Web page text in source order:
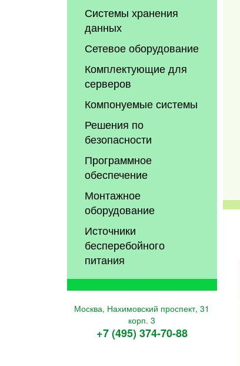
Системы хранения
данных
Сетевое оборудование
Комплектующие для
серверов
Компонуемые системы
Решения по
безопасности
Программное
обеспечение
Монтажное
оборудование
Источники
бесперебойного
питания
Москва, Нахимовский проспект, 31
корп. 3
+7 (495) 374-70-88